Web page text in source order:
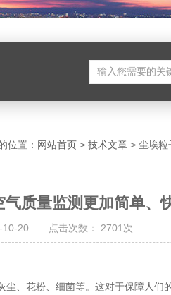
位置： 网站首页 > 技术文章 > 尘埃粒
质量监测更加简单、
10-20 点击次数： 2701次
花粉、细菌等。这对于保障人们的